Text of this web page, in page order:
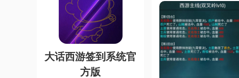
大话西游签到系统官
方版